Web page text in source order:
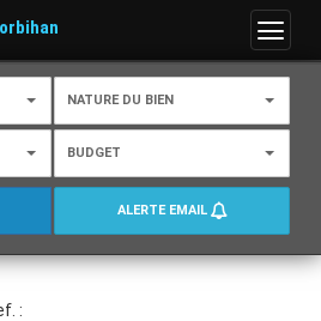
Menu
NATURE DU BIEN
BUDGET
ALERTE EMAIL
: